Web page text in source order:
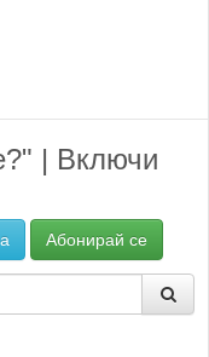
| Включи
Абонирай се